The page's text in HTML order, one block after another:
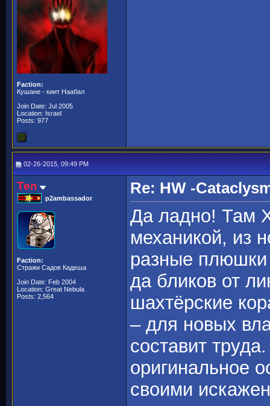
Faction:
Кушане - киит Наабал
Join Date: Jul 2005
Location: Israel
Posts: 977
02-26-2015, 09:49 PM
Ten
p2ambassador
Faction:
Стражи Садов Кадеша
Join Date: Feb 2004
Location: Great Nebula
Posts: 2,564
Re: HW -
Да ладно! Там
механикой, из
разные плюшки
да бликов от
шахтёрские
– для новых
составит
оригинальное
своими